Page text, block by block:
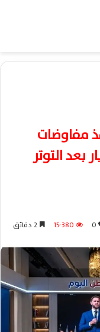
مفاوضات
بعد التوتر
0 15٬380